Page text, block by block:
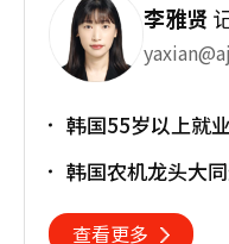
李雅贤
韩国55岁以上就
韩国农机龙头大
查看更多